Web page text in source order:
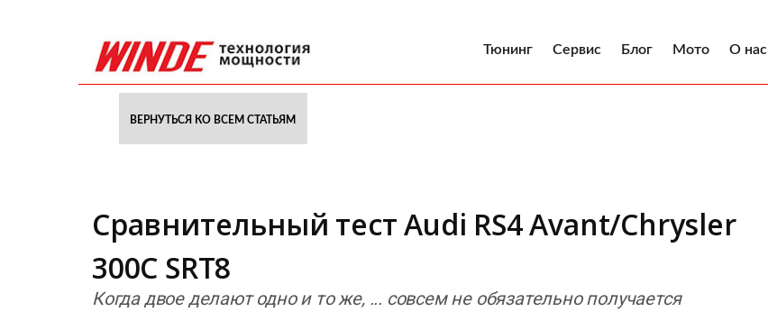
Тюнинг Сервис Блог Мото О нас
ВЕРНУТЬСЯ КО ВСЕМ СТАТЬЯМ
Сравнительный тест Audi RS4 Avant/Chrysler
300C SRT8
Когда двое делают одно и то же, ... совсем не обязательно получается